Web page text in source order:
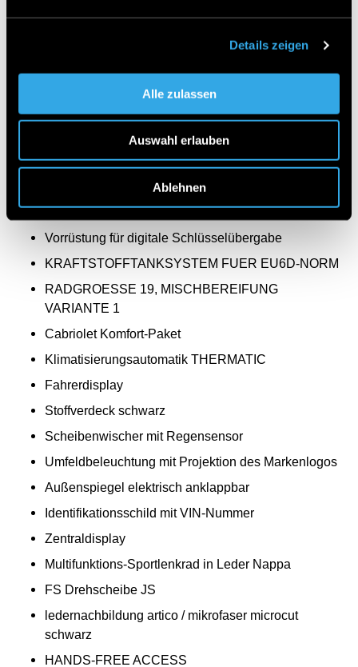
Details zeigen
Alle zulassen
Auswahl erlauben
Ablehnen
i-Size Kindersitzbefestigung
COC-Papier EU6 - mit Zulassungsbescheinigung
Fußgängerschutz
Advanced-Plus-Paket mit Digitalen Extras
Spiegel-Paket
Vorrüstung für digitale Schlüsselübergabe
KRAFTSTOFFTANKSYSTEM FUER EU6D-NORM
RADGROESSE 19, MISCHBEREIFUNG
VARIANTE 1
Cabriolet Komfort-Paket
Klimatisierungsautomatik THERMATIC
Fahrerdisplay
Stoffverdeck schwarz
Scheibenwischer mit Regensensor
Umfeldbeleuchtung mit Projektion des Markenlogos
Außenspiegel elektrisch anklappbar
Identifikationsschild mit VIN-Nummer
Zentraldisplay
Multifunktions-Sportlenkrad in Leder Nappa
FS Drehscheibe JS
ledernachbildung artico / mikrofaser microcut
schwarz
HANDS-FREE ACCESS